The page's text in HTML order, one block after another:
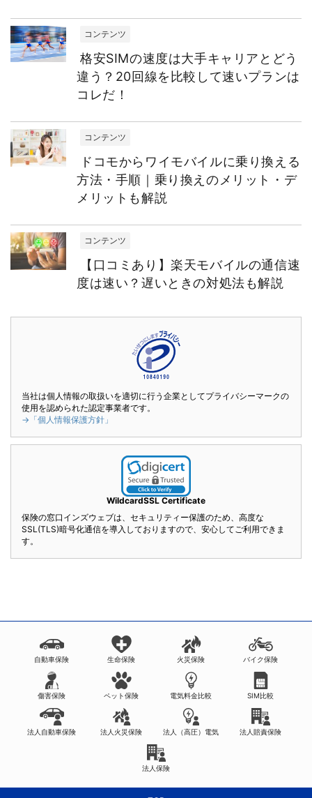
コンテンツ
格安SIMの速度は大手キャリアとどう
違う？20回線を比較して速いプランは
コレだ！
コンテンツ
ドコモからワイモバイルに乗り換える
方法・手順｜乗り換えのメリット・デ
メリットも解説
コンテンツ
【口コミあり】楽天モバイルの通信速
度は速い？遅いときの対処法も解説
当社は個人情報の取扱いを適切に行う企業としてプライバシーマークの
使用を認められた認定事業者です。
→「個人情報保護方針」
WildcardSSL Certificate
保険の窓口インズウェブは、セキュリティー保護のため、高度な
SSL(TLS)暗号化通信を導入しておりますので、安心してご利用できま
す。
自動車保険 生命保険 火災保険 バイク保険
傷害保険 ペット保険 電気料金比較 SIM比較
法人自動車保険 法人火災保険 法人（高圧）電気 法人賠責保険
法人保険